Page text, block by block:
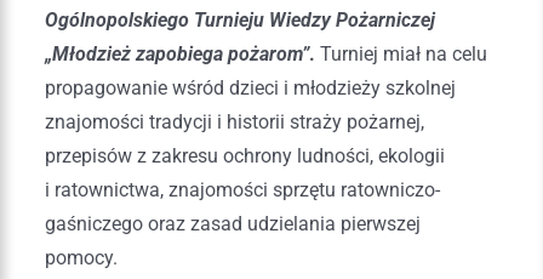
Ogólnopolskiego Turnieju Wiedzy Pożarniczej
„Młodzież zapobiega pożarom”.Turniej miał na celu
propagowanie wśród dzieci i młodzieży szkolnej
znajomości tradycji i historii straży pożarnej,
przepisów z zakresu ochrony ludności, ekologii
i ratownictwa, znajomości sprzętu ratowniczo-
gaśniczego oraz zasad udzielania pierwszej
pomocy.